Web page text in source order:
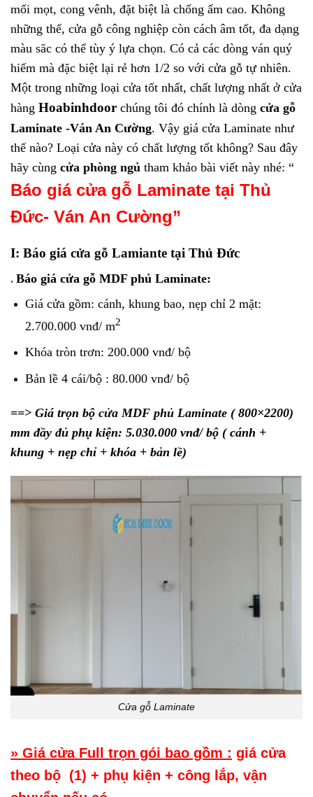
Đức :
6. VII: Đơn vị cung cấp Cửa gỗ MDF Laminate tại
Thủ Đức uy tín :
mối mọt, cong vênh, đặt biệt là chống ẩm cao. Không
những thế, cửa gỗ công nghiệp còn cách âm tốt, đa dạng
màu săc có thể tùy ý lựa chọn. Có cả các dòng ván quý
hiếm mà đặc biệt lại rẻ hơn 1/2 so với cửa gỗ tự nhiên.
Một trong những loại cửa tốt nhất, chất lượng nhất ở cửa
hàng Hoabinhdoor chúng tôi đó chính là dòng cửa gỗ
Laminate -Ván An Cường. Vậy giá cửa Laminate như
thế nào? Loại cửa này có chất lượng tốt không? Sau đây
hãy cùng cửa phòng ngủ tham khảo bài viết này nhé: “
Báo giá cửa gỗ Laminate tại Thủ
Đức- Ván An Cường”
I: Báo giá cửa gỗ Lamiante tại Thủ Đức
. Báo giá cửa gỗ MDF phủ Laminate:
Giá cửa gồm: cánh, khung bao, nẹp chỉ 2 mặt:
2.700.000 vnđ/ m2
Khóa tròn trơn: 200.000 vnđ/ bộ
Bản lề 4 cái/bộ : 80.000 vnđ/ bộ
==> Giá trọn bộ cửa MDF phủ Laminate ( 800×2200)
mm đầy đủ phụ kiện: 5.030.000 vnđ/ bộ ( cánh +
khung + nẹp chỉ + khóa + bản lề)
Cửa gỗ Laminate
» Giá cửa Full trọn gói bao gồm : giá cửa
theo bộ (1) + phụ kiện + công lắp, vận